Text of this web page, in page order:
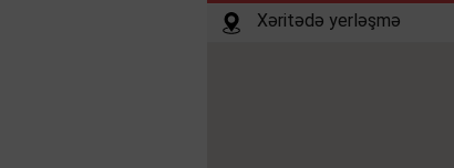
Xəritədə yerləşmə